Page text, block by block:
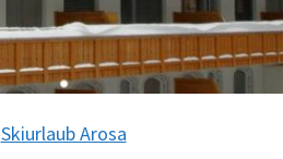
Skiurlaub Arosa